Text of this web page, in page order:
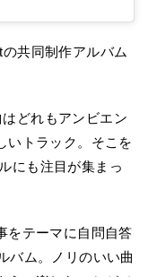
共同制作アルバム
どれもアンビエン
いトラック。そこを
にも注目が集まっ
をテーマに自問自答
バム。ノリのいい曲